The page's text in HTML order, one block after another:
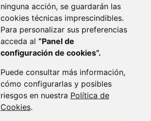
ninguna acción, se guardarán las
cookies técnicas imprescindibles.
Para personalizar sus preferencias
acceda al “Panel de
configuración de cookies”.
Puede consultar más información,
cómo configurarlas y posibles
riesgos en nuestra Política de
Cookies.
ENLACE EXTERNO AL